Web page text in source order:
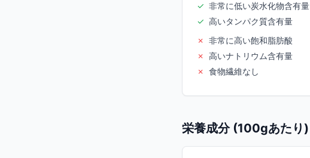
✓ 非常に低い炭水化物含有量
✓ 高いタンパク質含有量
✗ 非常に高い飽和脂肪酸
✗ 高いナトリウム含有量
✗ 食物繊維なし
栄養成分 (100gあたり)